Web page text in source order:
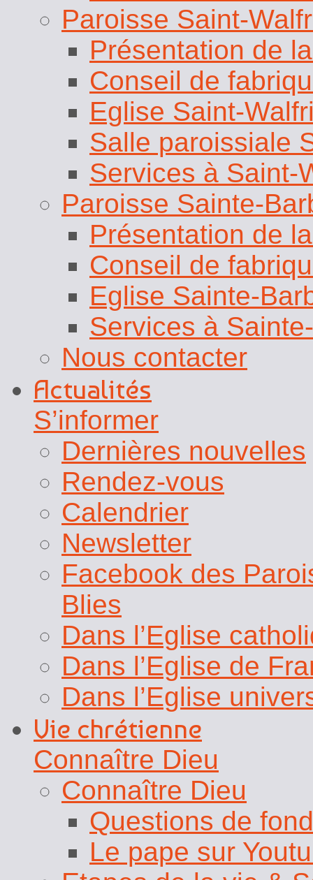
Paroisse Saint-
Présentation de
Conseil de
Eglise Saint-
Salle paroissiale
Services à Saint-
Paroisse Sainte-
Présentation de
Conseil de
Eglise Sainte-
Services à
Nous contacter
Actualités
S’informer
Dernières nouvelles
Rendez-vous
Calendrier
Newsletter
Facebook des
Blies
Dans l’Eglise
Dans l’Eglise de
Dans l’Eglise
Vie chrétienne
Connaître Dieu
Connaître Dieu
Questions de fond
Le pape sur